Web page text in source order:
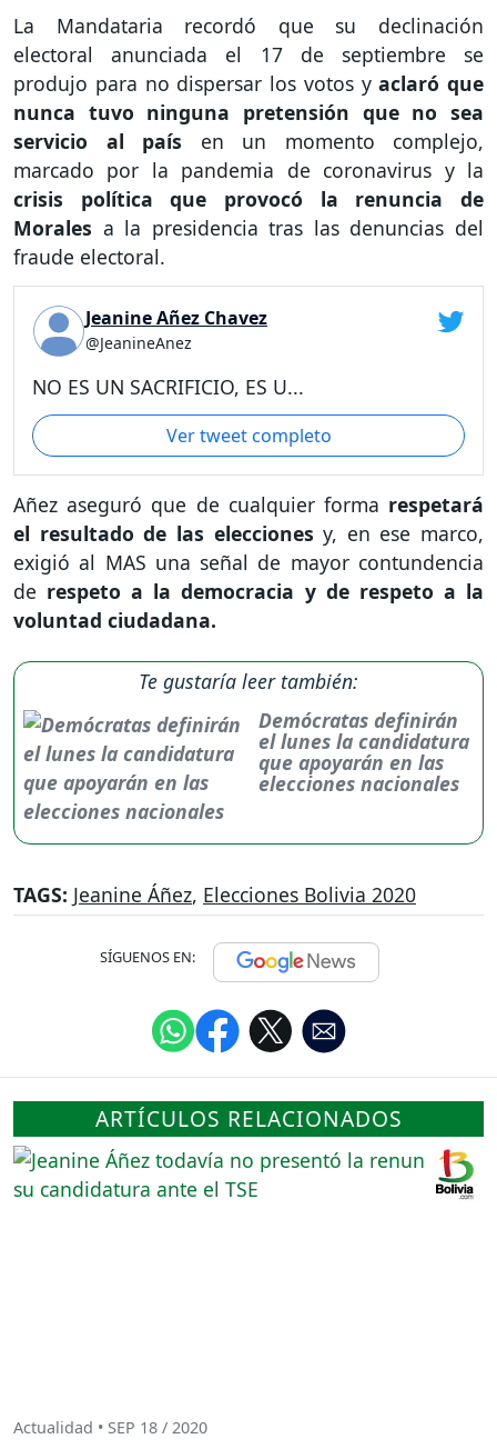
La Mandataria recordó que su declinación
electoral anunciada el 17 de septiembre se
produjo para no dispersar los votos yaclaró que
nunca tuvo ninguna pretensión que no sea
servicio al país en un momento complejo,
marcado por la pandemia de coronavirus y la
crisis política que provocó la renuncia de
Morales a la presidencia tras las denuncias del
fraude electoral.
Jeanine Añez Chavez
@JeanineAnez
NO ES UN SACRIFICIO, ES U...
Ver tweet completo
Añez aseguró que de cualquier forma respetará
el resultado de las eleccionesy, en ese marco,
exigió al MAS una señal de mayor contundencia
de respeto a la democracia y de respeto a la
voluntad ciudadana.
Te gustaría leer también:
Demócratas definirán
el lunes la candidatura
que apoyarán en las
elecciones nacionales
TAGS: Jeanine Áñez, Elecciones Bolivia 2020
SÍGUENOS EN:
ARTÍCULOS RELACIONADOS
Actualidad • SEP 18 / 2020